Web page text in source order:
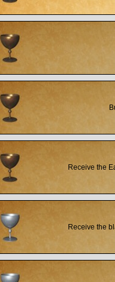
Receive the
Receive the